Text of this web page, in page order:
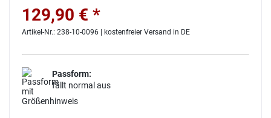
129,90 € *
Artikel-Nr.: 238-10-0096 | kostenfreier Versand in DE
Passform:
fällt normal aus